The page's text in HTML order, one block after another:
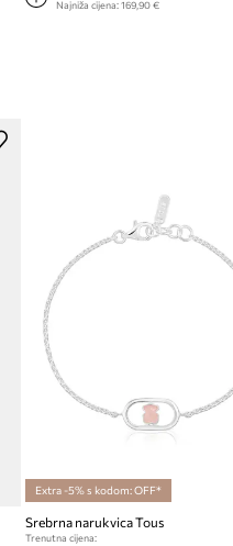
Najniža cijena: 169,90 €
Extra -5% s kodom: OFF*
Srebrna narukvica Tous
Trenutna cijena: